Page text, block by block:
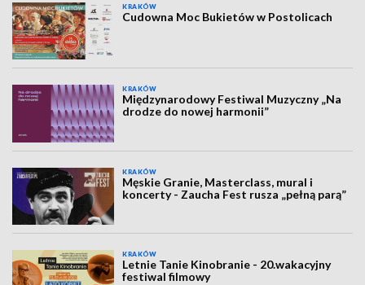
KRAKÓW
Cudowna Moc Bukietów w Postolicach
KRAKÓW
Międzynarodowy Festiwal Muzyczny „Na
drodze do nowej harmonii”
KRAKÓW
Męskie Granie, Masterclass, mural i
koncerty - Zaucha Fest rusza „pełną parą”
KRAKÓW
Letnie Tanie Kinobranie - 20.wakacyjny
festiwal filmowy